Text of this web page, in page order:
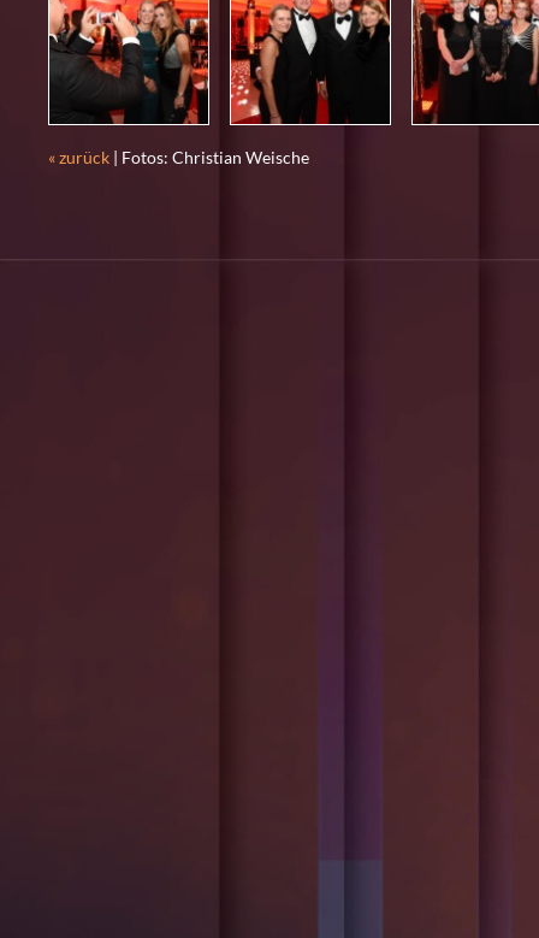
« zurück | Fotos: Christian Weische